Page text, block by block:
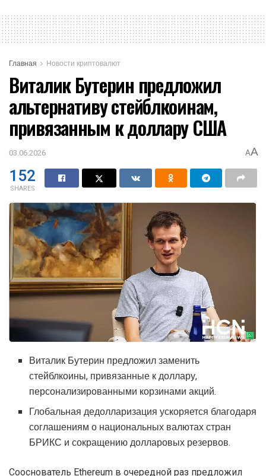
Главная Новости криптовалют
Виталик Бутерин предложил
альтернативу стейблкоинам,
привязанным к доллару США
03.06.2026 AA
152
SHARES
Виталик Бутерин предложил заменить
стейблкоины, привязанные к доллару,
персонализированными корзинами акций.
Глобальная дедолларизация ускоряется благодаря
соглашениям о национальных валютах стран
БРИКС и сокращению долларовых резервов.
Сооснователь Ethereum в очередной раз предложил